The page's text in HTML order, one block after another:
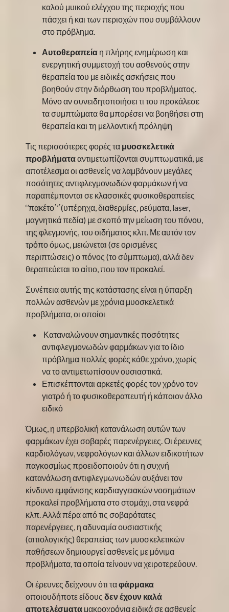
καλού μυικού ελέγχου της περιοχής που
πάσχει ή και των περιοχών που συμβάλλουν
στο πρόβλημα.
Αυτοθεραπεία η πλήρης ενημέρωση και
ενεργητική συμμετοχή του ασθενούς στην
θεραπεία του με ειδικές ασκήσεις που
βοηθούν στην διόρθωση του προβλήματος.
Μόνο αν συνειδητοποιήσει τι του προκάλεσε
τα συμπτώματα θα μπορέσει να βοηθήσει στη
θεραπεία και τη μελλοντική πρόληψη
Τις περισσότερες φορές τα μυοσκελετικά
προβλήματααντιμετωπίζονται συμπτωματικά, με
αποτέλεσμα οι ασθενείς να λαμβάνουν μεγάλες
ποσότητες αντιφλεγμονωδών φαρμάκων ή να
παραπέμπονται σε κλασσικές φυσικοθεραπείες
‘’πακέτο΄’΄(υπέρηχα, διαθερμίες, ρεύματα, laser,
μαγνητικά πεδία) με σκοπό την μείωση του πόνου,
της φλεγμονής, του οιδήματος κλπ. Με αυτόν τον
τρόπο όμως, μειώνεται (σε ορισμένες
περιπτώσεις) ο πόνος (το σύμπτωμα), αλλά δεν
θεραπεύεται το αίτιο, που τον προκαλεί.
Συνέπεια αυτής της κατάστασης είναι η ύπαρξη
πολλών ασθενών με χρόνια μυοσκελετικά
προβλήματα, οι οποίοι
Καταναλώνουν σημαντικές ποσότητες
αντιφλεγμονωδών φαρμάκων για το ίδιο
πρόβλημα πολλές φορές κάθε χρόνο, χωρίς
να το αντιμετωπίσουν ουσιαστικά.
Επισκέπτονται αρκετές φορές τον χρόνο τον
γιατρό ή το φυσικοθεραπευτή ή κάποιον άλλο
ειδικό
Όμως, η υπερβολική κατανάλωση αυτών των
φαρμάκων έχει σοβαρές παρενέργειες. Οι έρευνες
καρδιολόγων, νεφρολόγων και άλλων ειδικοτήτων
παγκοσμίως προειδοποιούν ότι η συχνή
κατανάλωση αντιφλεγμωνωδών αυξάνει τον
κίνδυνο εμφάνισης καρδιαγγειακών νοσημάτων
προκαλεί προβλήματα στο στομάχι, στα νεφρά
κλπ. Αλλά πέρα από τις σοβαρότατες
παρενέργειες, η αδυναμία ουσιαστικής
(αιτιολογικής) θεραπείας των μυοσκελετικών
παθήσεων δημιουργεί ασθενείς με μόνιμα
προβλήματα, τα οποία τείνουν να χειροτερεύουν.
Οι έρευνες δείχνουν ότι ταφάρμακα
οποιουδήποτε είδους δεν έχουν καλά
αποτελέσματα μακροχρόνια ειδικά σε ασθενείς